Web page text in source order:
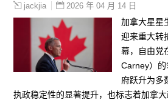
jackjia 2026 年 04 月 14 日
加拿大星星
迎来重大转
幕，自由党
Carney）
府跃升为多
执政稳定性的显著提升，也标志着加拿